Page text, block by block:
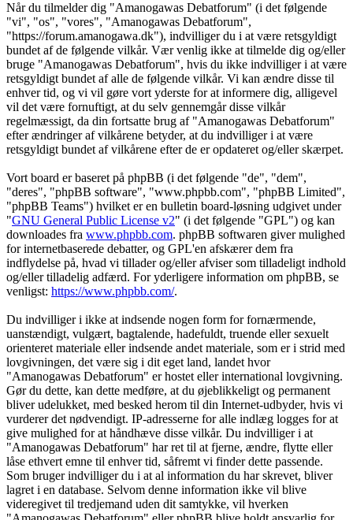
Når du tilmelder dig "Amanogawas Debatforum" (i det følgende
"vi", "os", "vores", "Amanogawas Debatforum",
"https://forum.amanogawa.dk"), indvilliger du i at være retsgyldigt
bundet af de følgende vilkår. Vær venlig ikke at tilmelde dig og/eller
bruge "Amanogawas Debatforum", hvis du ikke indvilliger i at være
retsgyldigt bundet af alle de følgende vilkår. Vi kan ændre disse til
enhver tid, og vi vil gøre vort yderste for at informere dig, alligevel
vil det være fornuftigt, at du selv gennemgår disse vilkår
regelmæssigt, da din fortsatte brug af "Amanogawas Debatforum"
efter ændringer af vilkårene betyder, at du indvilliger i at være
retsgyldigt bundet af vilkårene efter de er opdateret og/eller skærpet.
Vort board er baseret på phpBB (i det følgende "de", "dem",
"deres", "phpBB software", "www.phpbb.com", "phpBB Limited",
"phpBB Teams") hvilket er en bulletin board-løsning udgivet under
"GNU General Public License v2" (i det følgende "GPL") og kan
downloades fra www.phpbb.com. phpBB softwaren giver mulighed
for internetbaserede debatter, og GPL'en afskærer dem fra
indflydelse på, hvad vi tillader og/eller afviser som tilladeligt indhold
og/eller tilladelig adfærd. For yderligere information om phpBB, se
venligst: https://www.phpbb.com/.
Du indvilliger i ikke at indsende nogen form for fornærmende,
uanstændigt, vulgært, bagtalende, hadefuldt, truende eller sexuelt
orienteret materiale eller indsende andet materiale, som er i strid med
lovgivningen, det være sig i dit eget land, landet hvor
"Amanogawas Debatforum" er hostet eller international lovgivning.
Gør du dette, kan dette medføre, at du øjeblikkeligt og permanent
bliver udelukket, med besked herom til din Internet-udbyder, hvis vi
vurderer det nødvendigt. IP-adresserne for alle indlæg logges for at
give mulighed for at håndhæve disse vilkår. Du indvilliger i at
"Amanogawas Debatforum" har ret til at fjerne, ændre, flytte eller
låse ethvert emne til enhver tid, såfremt vi finder dette passende.
Som bruger indvilliger du i at al information du har skrevet, bliver
lagret i en database. Selvom denne information ikke vil blive
videregivet til tredjemand uden dit samtykke, vil hverken